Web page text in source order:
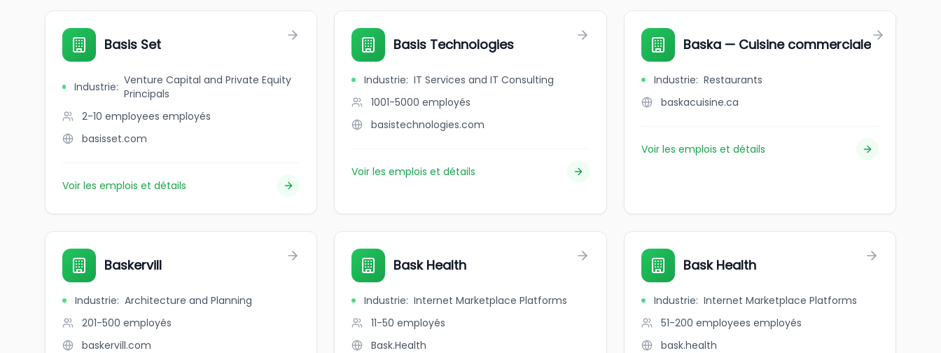
Basis Set
Industrie: Venture Capital and Private Equity
Principals
2-10 employees employés
basisset.com
Voir les emplois et détails
Basis Technologies
Industrie: IT Services and IT Consulting
1001-5000 employés
basistechnologies.com
Voir les emplois et détails
Baska — Cuisine commerciale
Industrie: Restaurants
baskacuisine.ca
Voir les emplois et détails
Baskervill
Industrie: Architecture and Planning
201-500 employés
baskervill.com
Bask Health
Industrie: Internet Marketplace Platforms
11-50 employés
Bask.Health
Bask Health
Industrie: Internet Marketplace Platforms
51-200 employees employés
bask.health